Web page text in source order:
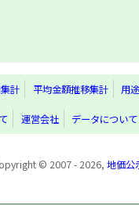
計 平均金額推移集計 用
運営会社 データについて
© 2007 - 2026, 地価公